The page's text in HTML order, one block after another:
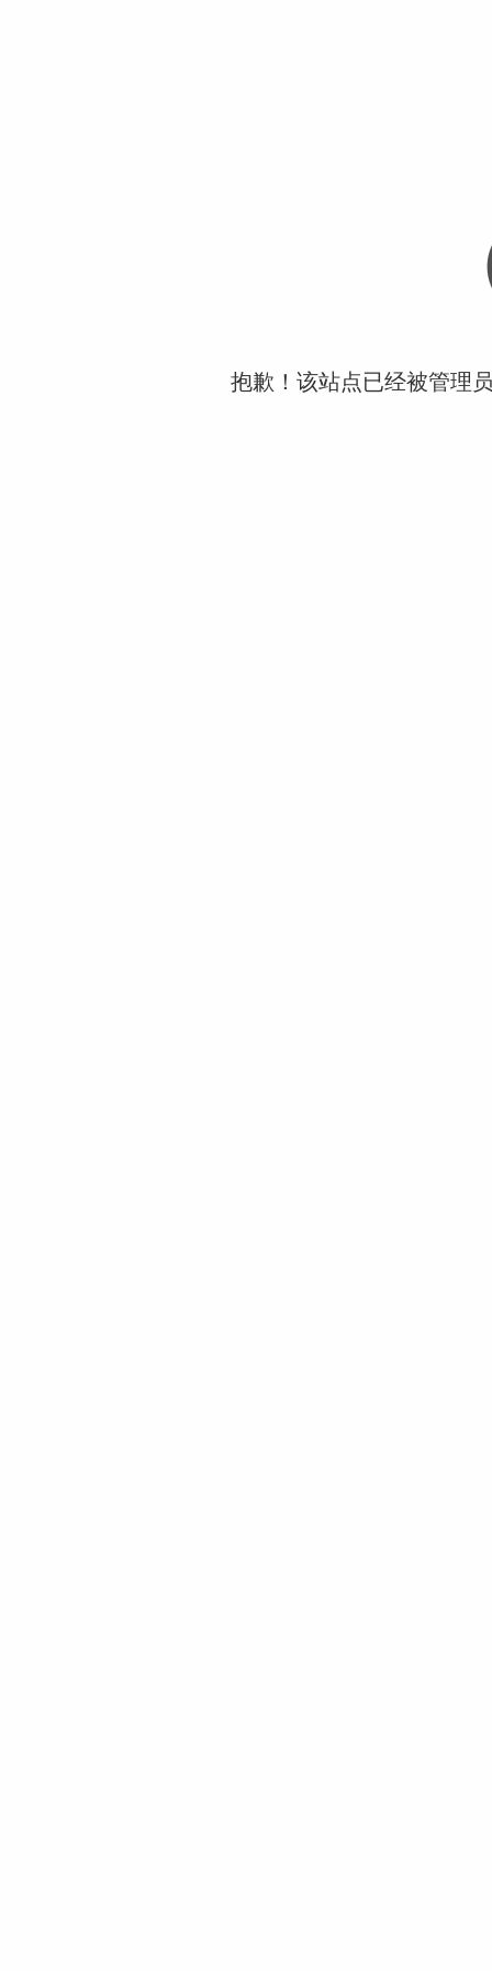
抱歉！该站点已经被管理